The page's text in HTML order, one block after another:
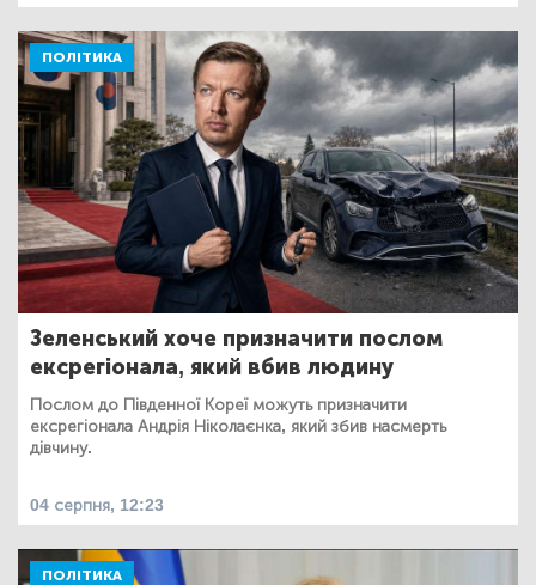
ПОЛІТИКА
Зеленський хоче призначити послом
ексрегіонала, який вбив людину
Послом до Південної Кореї можуть призначити
ексрегіонала Андрія Ніколаєнка, який збив насмерть
дівчину.
04 серпня, 12:23
ПОЛІТИКА